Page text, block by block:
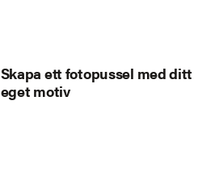
Skapa ett fotopussel med ditt
eget motiv